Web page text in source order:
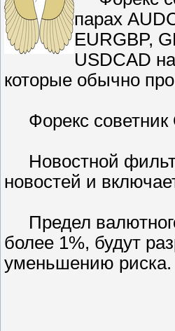
парах
EURGBP,
USDCAD
которые обычно
Форекс советник
Новостной
новостей и
Предел
более 1%, будут
уменьшению риска.